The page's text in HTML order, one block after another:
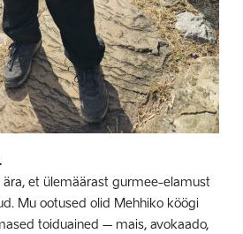
et ülemäärast gurmee-elamust
Mu ootused olid Mehhiko köögi
toiduained – mais, avokaado,